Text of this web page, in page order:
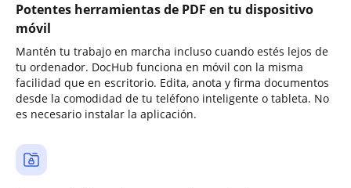
Potentes herramientas de PDF en tu dispositivo
móvil
Mantén tu trabajo en marcha incluso cuando estés lejos de
tu ordenador. DocHub funciona en móvil con la misma
facilidad que en escritorio. Edita, anota y firma documentos
desde la comodidad de tu teléfono inteligente o tableta. No
es necesario instalar la aplicación.